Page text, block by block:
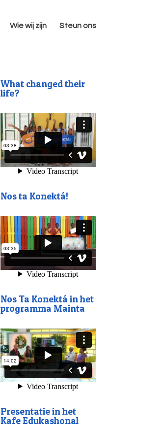
Wie wij zijn Steun ons
What changed their
life?
Nos ta Konektá!
Nos Ta Konektá in het
programma Mainta
Presentatie in het
Kafe Edukashonal